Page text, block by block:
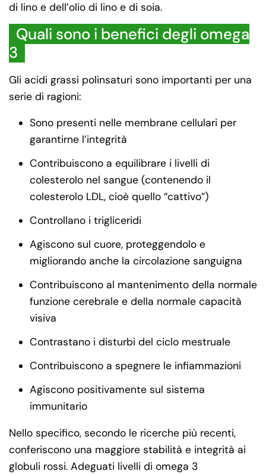
di lino e dell’olio di lino e di soia.
Quali sono i benefici degli omega
3
Gli acidi grassi polinsaturi sono importanti per una
serie di ragioni:
Sono presenti nelle membrane cellulari per
garantirne l’integrità
Contribuiscono a equilibrare i livelli di
colesterolo nel sangue (contenendo il
colesterolo LDL, cioè quello “cattivo”)
Controllano i trigliceridi
Agiscono sul cuore, proteggendolo e
migliorando anche la circolazione sanguigna
Contribuiscono al mantenimento della normale
funzione cerebrale e della normale capacità
visiva
Contrastano i disturbi del ciclo mestruale
Contribuiscono a spegnere le infiammazioni
Agiscono positivamente sul sistema
immunitario
Nello specifico, secondo le ricerche più recenti,
conferiscono una maggiore stabilità e integrità ai
globuli rossi. Adeguati livelli di omega 3